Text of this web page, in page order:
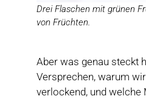
Drei Flaschen mit grünen
von Früchten.
Aber was genau steckt
Versprechen, warum
verlockend, und welche